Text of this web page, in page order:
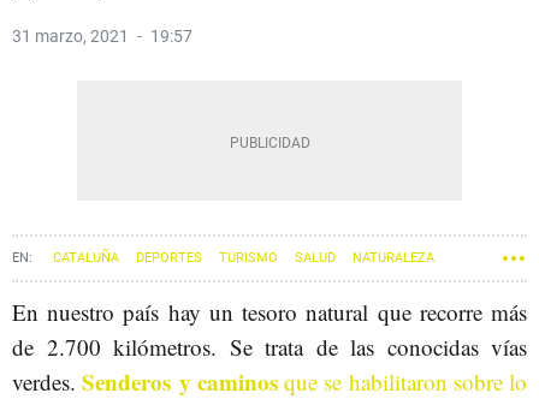
31 marzo, 2021 19:57
CATALUÑA DEPORTES TURISMO SALUD NATURALEZA
En nuestro país hay un tesoro natural que recorre más
de 2.700 kilómetros. Se trata de las conocidas vías
verdes.Senderos y caminosque se habilitaron sobre lo